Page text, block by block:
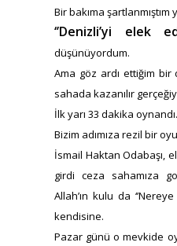
Bir bakıma şartlanmıştım
‘’Denizli’yi elek
düşünüyordum.
Ama göz ardı ettiğim bir
sahada kazanılır
İlk yarı 33 dakika oynandı.
Bizim adımıza rezil bir
İsmail Haktan Odabaşı,
girdi ceza sahamıza
Allah’ın kulu da
kendisine.
Pazar günü o mevkide